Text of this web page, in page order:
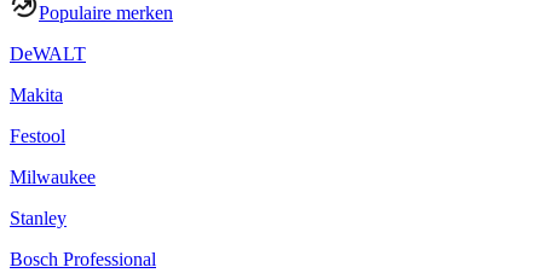
Populaire merken
DeWALT
Makita
Festool
Milwaukee
Stanley
Bosch Professional